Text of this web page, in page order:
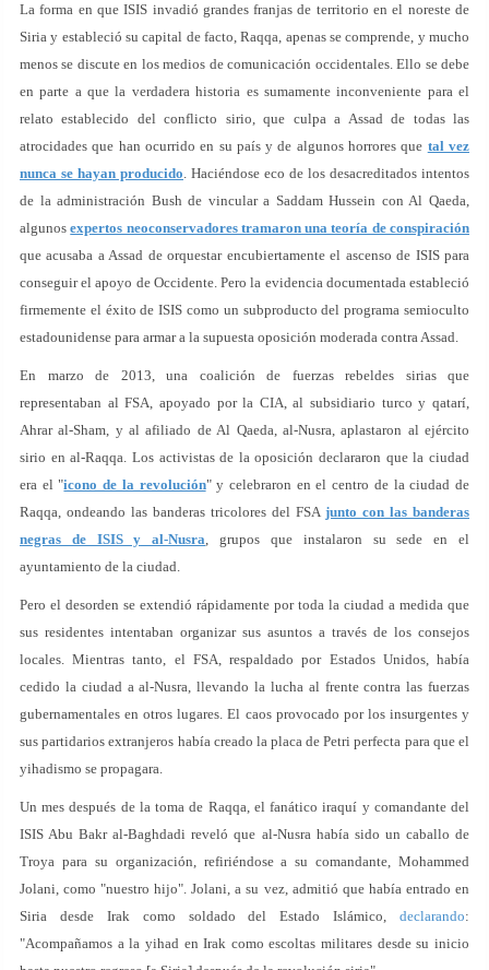
La forma en que ISIS invadió grandes franjas de territorio en el noreste de
Siria y estableció su capital de facto, Raqqa, apenas se comprende, y mucho
menos se discute en los medios de comunicación occidentales. Ello se debe
en parte a que la verdadera historia es sumamente inconveniente para el
relato establecido del conflicto sirio, que culpa a Assad de todas las
atrocidades que han ocurrido en su país y de algunos horrores que tal vez
nunca se hayan producido. Haciéndose eco de los desacreditados intentos
de la administración Bush de vincular a Saddam Hussein con Al Qaeda,
algunosexpertos neoconservadores tramaron una teoría de conspiración
que acusaba a Assad de orquestar encubiertamente el ascenso de ISIS para
conseguir el apoyo de Occidente. Pero la evidencia documentada estableció
firmemente el éxito de ISIS como un subproducto del programa semioculto
estadounidense para armar a la supuesta oposición moderada contra Assad.
En marzo de 2013, una coalición de fuerzas rebeldes sirias que
representaban al FSA, apoyado por la CIA, al subsidiario turco y qatarí,
Ahrar al-Sham, y al afiliado de Al Qaeda, al-Nusra, aplastaron al ejército
sirio en al-Raqqa. Los activistas de la oposición declararon que la ciudad
era el "icono de la revolución" y celebraron en el centro de la ciudad de
Raqqa, ondeando las banderas tricolores del FSA junto con las banderas
negras de ISIS y al-Nusra, grupos que instalaron su sede en el
ayuntamiento de la ciudad.
Pero el desorden se extendió rápidamente por toda la ciudad a medida que
sus residentes intentaban organizar sus asuntos a través de los consejos
locales. Mientras tanto, el FSA, respaldado por Estados Unidos, había
cedido la ciudad a al-Nusra, llevando la lucha al frente contra las fuerzas
gubernamentales en otros lugares. El caos provocado por los insurgentes y
sus partidarios extranjeros había creado la placa de Petri perfecta para que el
yihadismo se propagara.
Un mes después de la toma de Raqqa, el fanático iraquí y comandante del
ISIS Abu Bakr al-Baghdadi reveló que al-Nusra había sido un caballo de
Troya para su organización, refiriéndose a su comandante, Mohammed
Jolani, como "nuestro hijo". Jolani, a su vez, admitió que había entrado en
Siria desde Irak como soldado del Estado Islámico, declarando:
"Acompañamos a la yihad en Irak como escoltas militares desde su inicio